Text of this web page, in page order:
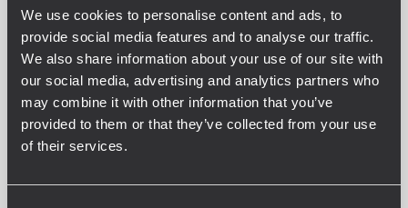
We use cookies to personalise content and ads, to
provide social media features and to analyse our traffic.
We also share information about your use of our site with
our social media, advertising and analytics partners who
may combine it with other information that you’ve
provided to them or that they’ve collected from your use
of their services.
Euroblock, RCA
Input Mic+Line
1
Connessioni Mic+Line
Euroblock
Phantom Mic+Line
24 V DC
Yes